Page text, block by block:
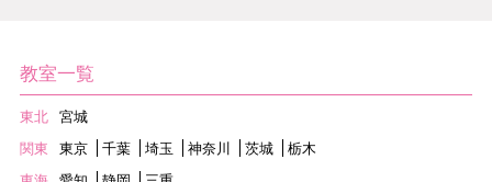
教室一覧
東北
宮城
関東
東京 千葉 埼玉 神奈川 茨城
栃木